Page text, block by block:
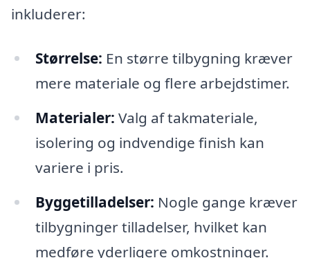
inkluderer:
Størrelse: En større tilbygning kræver
mere materiale og flere arbejdstimer.
Materialer: Valg af takmateriale,
isolering og indvendige finish kan
variere i pris.
Byggetilladelser: Nogle gange kræver
tilbygninger tilladelser, hvilket kan
medføre yderligere omkostninger.